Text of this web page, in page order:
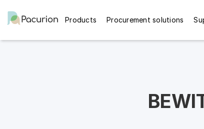
Products Procurement solutions